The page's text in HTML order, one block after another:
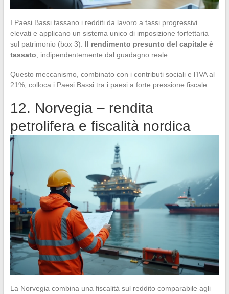
I Paesi Bassi tassano i redditi da lavoro a tassi progressivi
elevati e applicano un sistema unico di imposizione forfettaria
sul patrimonio (box 3). Il rendimento presunto del capitale è
tassato, indipendentemente dal guadagno reale.
Questo meccanismo, combinato con i contributi sociali e l’IVA al
21%, colloca i Paesi Bassi tra i paesi a forte pressione fiscale.
12. Norvegia – rendita
petrolifera e fiscalità nordica
La Norvegia combina una fiscalità sul reddito comparabile agli